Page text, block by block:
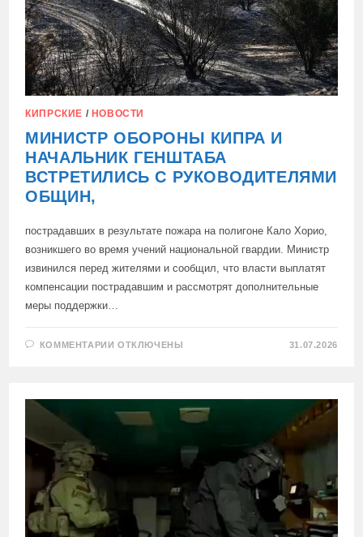
КИПРСКИЕ / НОВОСТИ
МИНИСТР ОБОРОНЫ КИПРА И
НАЧАЛЬНИК ГЕНШТАБА
ВСТРЕТИЛИСЬ С РУКОВОДИТЕЛЯМИ
ОБЩИН,
пострадавших в результате пожара на полигоне Кало Хорио,
возникшего во время учений национальной гвардии. Министр
извинился перед жителями и сообщил, что власти выплатят
компенсации пострадавшим и рассмотрят дополнительные
меры поддержки…
КОММЕНТАРИИ К
И
НАЧАЛЬНИК
ГЕНШТАБА
ВСТРЕТИЛИСЬ
РУКОВОДИТЕЛЯМИ
ОТКЛЮЧЕНЫ 31.07.2026